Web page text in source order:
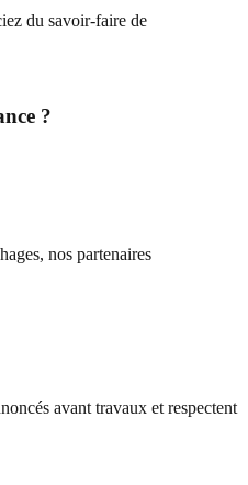
du savoir-faire de
?
nos partenaires
avant travaux et respectent